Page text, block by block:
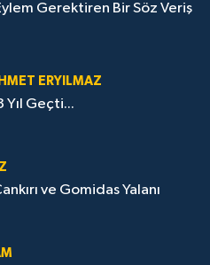
Gerektiren Bir Söz Veriş
ERYILMAZ
Geçti...
ve Gomidas Yalanı